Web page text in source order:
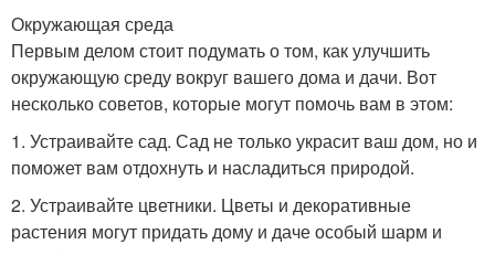
Окружающая среда
Первым делом стоит подумать о том, как улучшить
окружающую среду вокруг вашего дома и дачи. Вот
несколько советов, которые могут помочь вам в этом:
1. Устраивайте сад. Сад не только украсит ваш дом, но и
поможет вам отдохнуть и насладиться природой.
2. Устраивайте цветники. Цветы и декоративные
растения могут придать дому и даче особый шарм и